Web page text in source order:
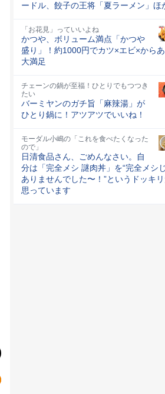
ードル、餃子の王将「夏ラーメン」ほ
「お花見」っていいよね
かつや、ボリューム満点「かつや
盛り」！約1000円でカツ×エビ×から
大満足
チェーンの鍋が至福！ひとりでもつつき
たい
バーミヤンのガチ旨「麻辣湯」が
ひとり鍋に！アツアツでいいね！
モーダル小嶋の「これを食べたくなった
ので」
日清食品さん、ごめんなさい。自
分は「完全メシ 謎肉丼」を“完全メシ
ありませんでした〜！”というドッキリ
思っています